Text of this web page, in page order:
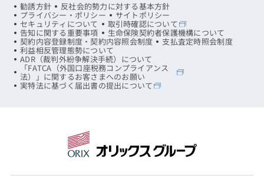
勧誘方針 反社会的勢力に対する基本方針
プライバシー・ポリシー サイトポリシー
セキュリティについて 取引時確認について
告知に関する重要事項 生命保険契約者保護機構について
契約内容登録制度・契約内容照会制度 支払査定時照会制度
利益相反管理態勢について
ADR（裁判外紛争解決手続）について
「FATCA（外国口座税務コンプライアンス
法）」に関するお客さまへのお願い
実特法に基づく届出書の提出について